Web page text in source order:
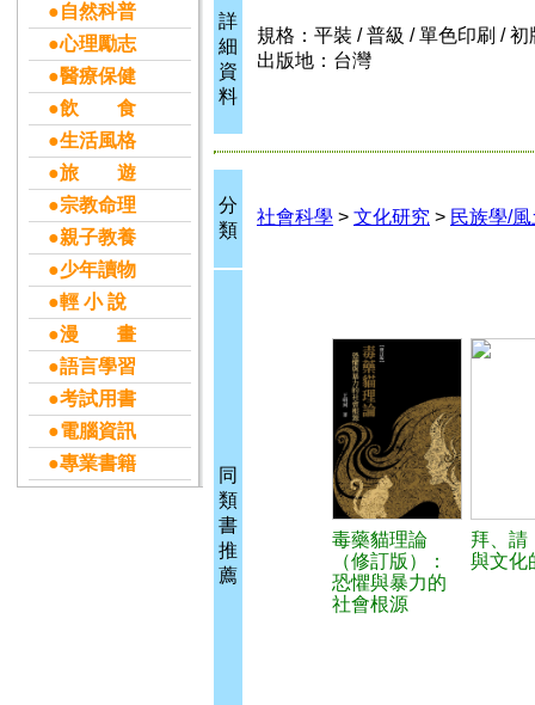
●自然科普
●心理勵志
●醫療保健
●飲 食
●生活風格
●旅 遊
●宗教命理
●親子教養
●少年讀物
●輕 小 說
●漫 畫
●語言學習
●考試用書
●電腦資訊
●專業書籍
詳
細
資
料
規格：平裝 / 普級 / 單色印刷 / 初
出版地：台灣
分
類
社會科學 > 文化研究 > 民族學/
同
類
書
推
薦
毒藥貓理論
（修訂版）：
恐懼與暴力的
社會根源
拜、請
與文化